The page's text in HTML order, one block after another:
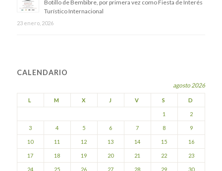
Botillo de Bembibre, por primera vez como Fiesta de Interés
Turístico Internacional
23 enero, 2026
CALENDARIO
agosto 2026
L M X J V S D
1 2
3 4 5 6 7 8 9
10 11 12 13 14 15 16
17 18 19 20 21 22 23
24 25 26 27 28 29 30